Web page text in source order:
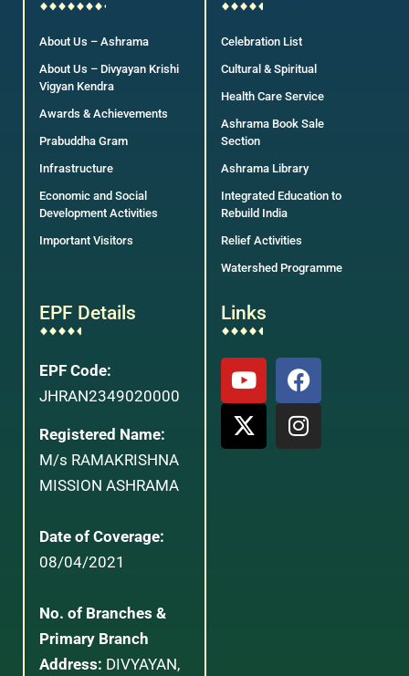
About Us – Ashrama
About Us – Divyayan Krishi
Vigyan Kendra
Awards & Achievements
Prabuddha Gram
Infrastructure
Economic and Social
Development Activities
Important Visitors
Celebration List
Cultural & Spiritual
Health Care Service
Ashrama Book Sale
Section
Ashrama Library
Integrated Education to
Rebuild India
Relief Activities
Watershed Programme
EPF Details
EPF Code:
JHRAN2349020000
Registered Name:
M/s RAMAKRISHNA
MISSION ASHRAMA
Date of Coverage:
08/04/2021
No. of Branches &
Primary Branch
Address: DIVYAYAN,
Links